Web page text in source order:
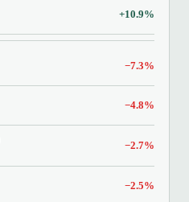
+10.9%
−7.3%
−4.8%
−2.7%
−2.5%